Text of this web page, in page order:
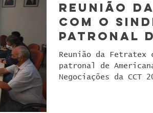
Reunião
com o
patronal
Americana
Reunião da Fetratex
patronal de
Negociações da CCT